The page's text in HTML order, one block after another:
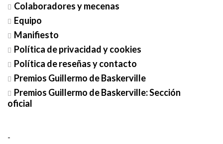
Colaboradores y mecenas
Equipo
Manifiesto
Política de privacidad y cookies
Política de reseñas y contacto
Premios Guillermo de Baskerville
Premios Guillermo de Baskerville: Sección
oficial
-